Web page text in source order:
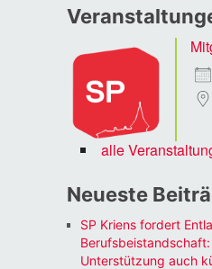
alle
Neueste
SP Kriens fordert
Unterstützung auch